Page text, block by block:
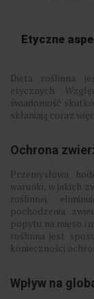
Etyczne
Dieta roślinna
etycznych.
świadomość
skłaniają coraz
Ochrona
Przemysłowa
warunki, w jakich
roślinnej
pochodzenia
popytu na mięso i
roślinna jest
konieczności
Wpływ na